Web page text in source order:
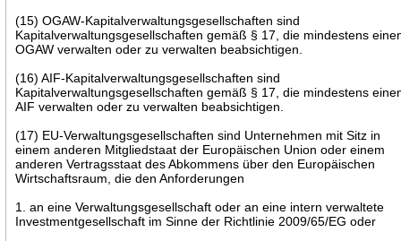
(15) OGAW-Kapitalverwaltungsgesellschaften sind
Kapitalverwaltungsgesellschaften gemäß § 17, die mindestens
OGAW verwalten oder zu verwalten beabsichtigen.
(16) AIF-Kapitalverwaltungsgesellschaften sind
Kapitalverwaltungsgesellschaften gemäß § 17, die mindestens
AIF verwalten oder zu verwalten beabsichtigen.
(17) EU-Verwaltungsgesellschaften sind Unternehmen mit Sitz in
einem anderen Mitgliedstaat der Europäischen Union oder einem
anderen Vertragsstaat des Abkommens über den Europäischen
Wirtschaftsraum, die den Anforderungen
1. an eine Verwaltungsgesellschaft oder an eine intern verwaltete
Investmentgesellschaft im Sinne der Richtlinie 2009/65/EG oder